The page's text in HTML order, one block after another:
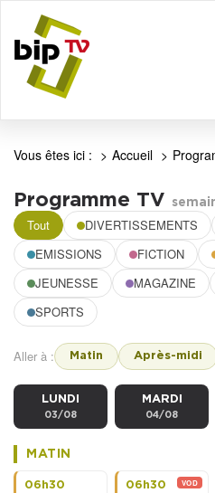
Vous êtes ici : Accueil
Programme
TV
Programme TV
Tout DIVERTISSEMENTS
EMISSIONS
FICTION
JEUNESSE
MAGAZINE
SPORTS
Aller à : Matin Après-midi
LUNDI
03/08
MARDI
04/08
MATIN
06h30 06h30 VOD